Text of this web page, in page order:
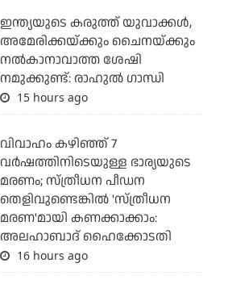
ഇന്ത്യയുടെ കരുത്ത് യുവാക്കള്‍,
അമേരിക്കയ്ക്കും ചൈനയ്ക്കും
നല്‍കാനാവാത്ത ശേഷി
നമുക്കുണ്ട്: രാഹുല്‍ ഗാന്ധി
15 hours ago
വിവാഹം കഴിഞ്ഞ് 7
വര്‍ഷത്തിനിടെയുള്ള ഭാര്യയുടെ
മരണം; സ്ത്രീധന പീഡന
തെളിവുണ്ടെങ്കില്‍ 'സ്ത്രീധന
മരണ'മായി കണക്കാക്കാം:
അലഹാബാദ് ഹൈക്കോടതി
16 hours ago